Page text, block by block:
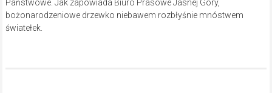
Państwowe. Jak zapowiada Biuro Prasowe Jasnej Góry,
bożonarodzeniowe drzewko niebawem rozbłyśnie mnóstwem
światełek.